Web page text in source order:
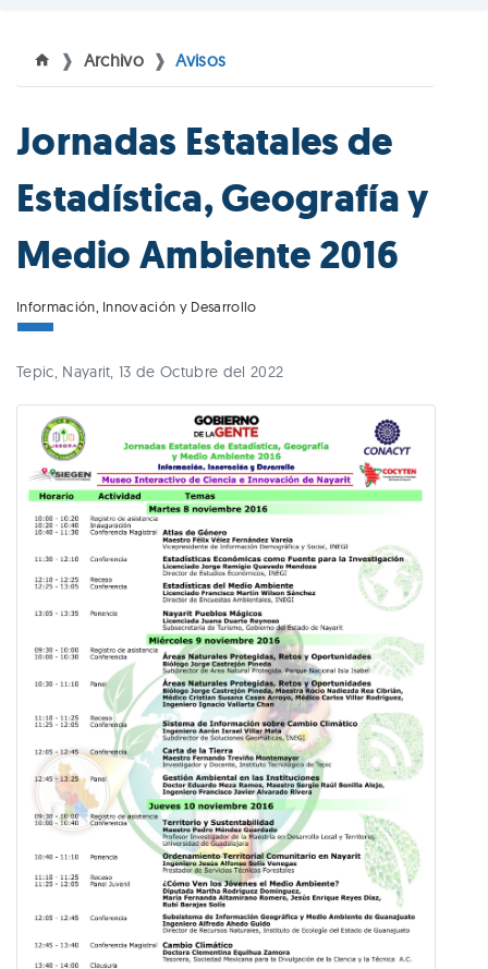
Archivo Avisos
Jornadas Estatales de
Estadística, Geografía y
Medio Ambiente 2016
Información, Innovación y Desarrollo
Tepic, Nayarit, 13 de Octubre del 2022